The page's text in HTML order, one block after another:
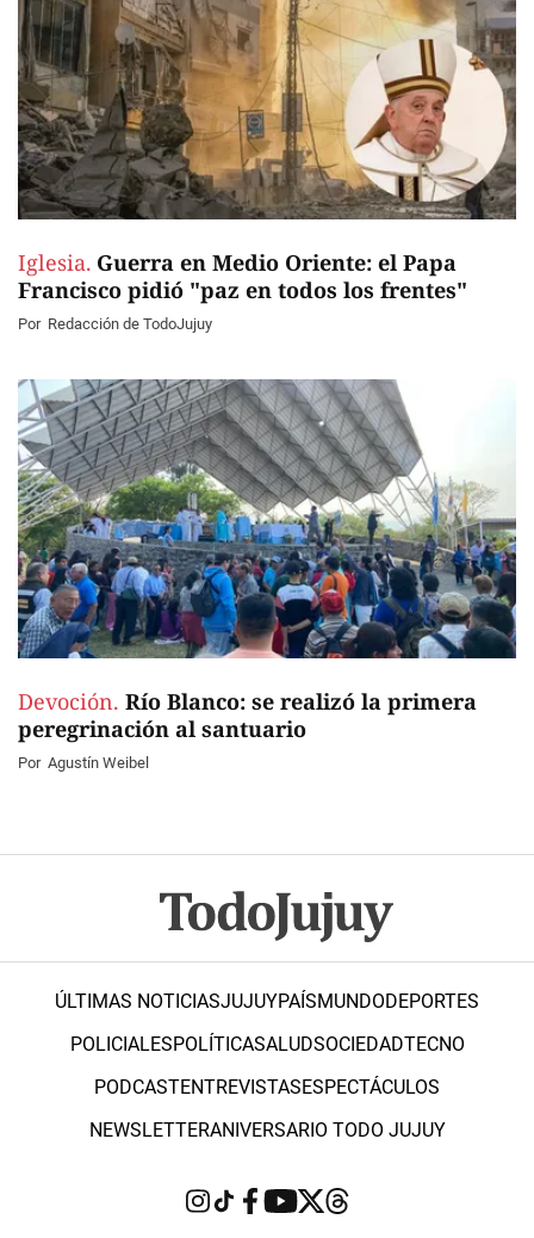
Iglesia. Guerra en Medio Oriente: el Papa
Francisco pidió "paz en todos los frentes"
Por Redacción de TodoJujuy
Devoción. Río Blanco: se realizó la primera
peregrinación al santuario
Por Agustín Weibel
ÚLTIMAS NOTICIASJUJUYPAÍSMUNDODEPORTES
POLICIALESPOLÍTICASALUDSOCIEDADTECNO
PODCASTENTREVISTASESPECTÁCULOS
NEWSLETTERANIVERSARIO TODO JUJUY